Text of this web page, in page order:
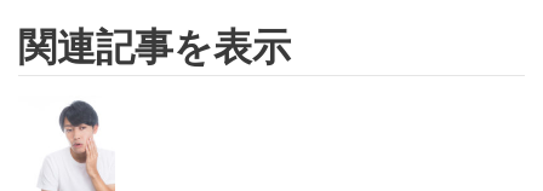
関連記事を表示